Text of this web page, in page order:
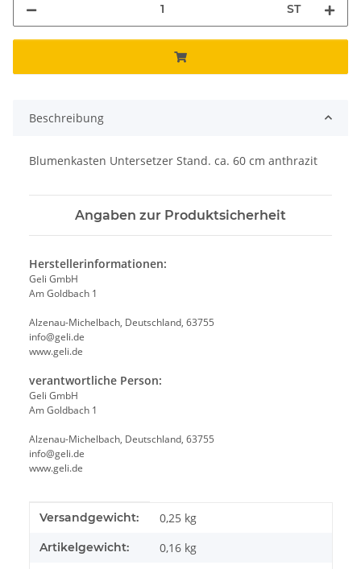
ST
Beschreibung
Blumenkasten Untersetzer Stand. ca. 60 cm anthrazit
Angaben zur Produktsicherheit
Herstellerinformationen:
Geli GmbH
Am Goldbach 1
Alzenau-Michelbach, Deutschland, 63755
info@geli.de
www.geli.de
verantwortliche Person:
Geli GmbH
Am Goldbach 1
Alzenau-Michelbach, Deutschland, 63755
info@geli.de
www.geli.de
Produkteigenschaft
Wert
Versandgewicht: 0,25 kg
Artikelgewicht: 0,16 kg